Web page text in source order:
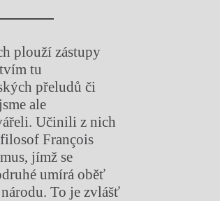
plouží zástupy
tu
přeludů či
ale
Učinili z nich
François
jímž se
umírá oběť
To je zvlášť